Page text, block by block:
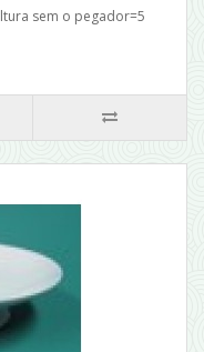
sem o pegador=5